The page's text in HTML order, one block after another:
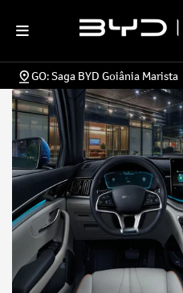
GO: Saga BYD Goiânia Marista